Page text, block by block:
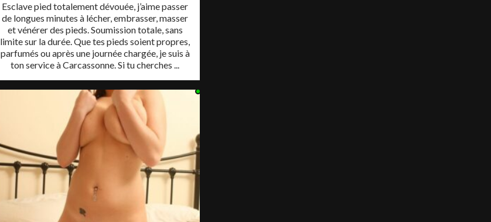
Esclave pied totalement dévouée, j’aime passer
de longues minutes à lécher, embrasser, masser
et vénérer des pieds. Soumission totale, sans
limite sur la durée. Que tes pieds soient propres,
parfumés ou après une journée chargée, je suis à
ton service à Carcassonne. Si tu cherches ...